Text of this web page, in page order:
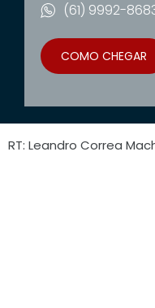
(61) 9992-
COMO CHEGAR
RT: Leandro Correa